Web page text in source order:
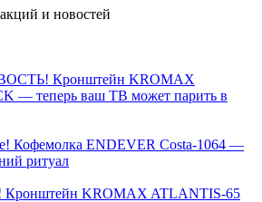
и новостей
Кронштейн KROMAX
— теперь ваш ТВ может парить в
Кофемолка ENDEVER Costa-1064 —
ритуал
Кронштейн KROMAX ATLANTIS-65